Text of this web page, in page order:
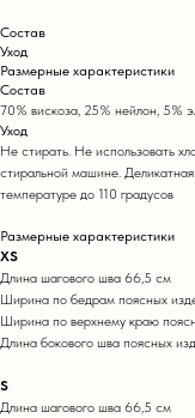
Состав
Уход
Размерные характеристики
Состав
70% вискоза, 25% нейлон, 5%
Уход
Не стирать. Не использовать
стиральной машине.
температуре до 110 градусов
Размерные характеристики
XS
Длина шагового шва 66,5 см
Ширина по бедрам поясных
Ширина по верхнему краю
Длина бокового шва поясных
S
Длина шагового шва 66,5 см